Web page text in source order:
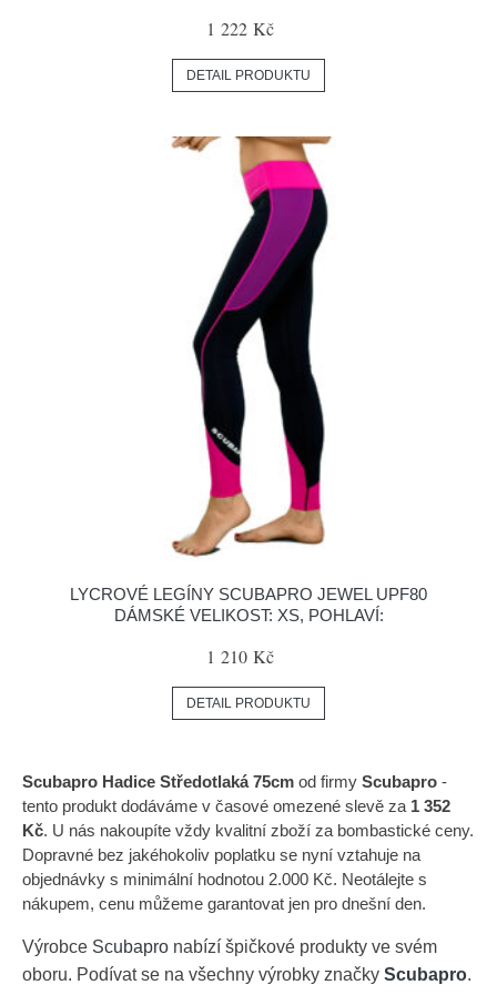
1 222 Kč
DETAIL PRODUKTU
LYCROVÉ LEGÍNY SCUBAPRO JEWEL UPF80
DÁMSKÉ VELIKOST: XS, POHLAVÍ:
1 210 Kč
DETAIL PRODUKTU
Scubapro Hadice Středotlaká 75cm od firmy Scubapro -
tento produkt dodáváme v časové omezené slevě za 1 352
Kč. U nás nakoupíte vždy kvalitní zboží za bombastické ceny.
Dopravné bez jakéhokoliv poplatku se nyní vztahuje na
objednávky s minimální hodnotou 2.000 Kč. Neotálejte s
nákupem, cenu můžeme garantovat jen pro dnešní den.
Výrobce Scubapro nabízí špičkové produkty ve svém
oboru. Podívat se na všechny výrobky značky Scubapro.